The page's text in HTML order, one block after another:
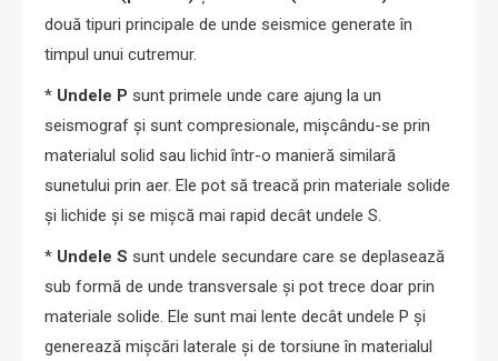
două tipuri principale de unde seismice generate în
timpul unui cutremur.
* Undele P sunt primele unde care ajung la un
seismograf și sunt compresionale, mișcându-se prin
materialul solid sau lichid într-o manieră similară
sunetului prin aer. Ele pot să treacă prin materiale solide
și lichide și se mișcă mai rapid decât undele S.
* Undele S sunt undele secundare care se deplasează
sub formă de unde transversale și pot trece doar prin
materiale solide. Ele sunt mai lente decât undele P și
generează mișcări laterale și de torsiune în materialul